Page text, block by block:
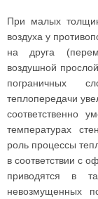
При малых
воздуха у
на друга
воздушной
пограничных
теплопередачи
соответственно
температурах
роль процессы
в соответствии с
приводятся в
невозмущенных